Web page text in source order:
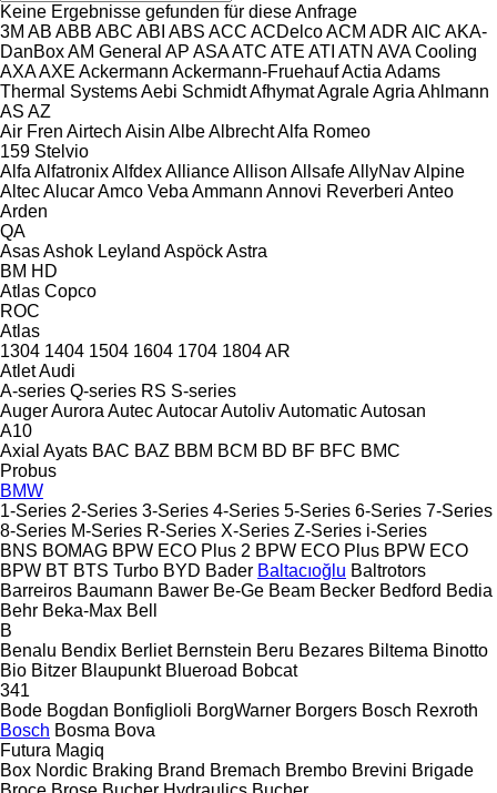
Keine Ergebnisse gefunden für diese Anfrage
3M AB ABB ABC ABI ABS ACC ACDelcoACM ADR AIC AKA-
DanBoxAM General AP ASAATC ATE ATI ATN AVA Cooling
AXAAXE Ackermann Ackermann-FruehaufActia Adams
Thermal SystemsAebi SchmidtAfhymatAgraleAgria Ahlmann
AS AZ
Air Fren Airtech Aisin AlbeAlbrechtAlfa Romeo
159 Stelvio
Alfa AlfatronixAlfdexAllianceAllison AllsafeAllyNavAlpine
AltecAlucarAmco Veba Ammann Annovi Reverberi Anteo
Arden
QA
AsasAshok Leyland AspöckAstra
BM HD
Atlas Copco
ROC
Atlas
1304 1404 1504 1604 1704 1804AR
AtletAudi
A-series Q-series RS S-series
AugerAurora AutecAutocarAutolivAutomaticAutosan
A10
Axial Ayats BAC BAZ BBM BCM BD BF BFC BMC
Probus
BMW
1-Series 2-Series 3-Series 4-Series 5-Series 6-Series 7-Series
8-Series M-Series R-Series X-Series Z-Series i-Series
BNS BOMAG BPW ECO Plus 2 BPW ECO Plus BPW ECO
BPW BT BTS Turbo BYD Bader Baltacıoğlu Baltrotors
Barreiros Baumann Bawer Be-Ge Beam Becker Bedford Bedia
Behr Beka-Max Bell
B
Benalu Bendix Berliet Bernstein Beru Bezares Biltema Binotto
Bio Bitzer Blaupunkt Blueroad Bobcat
341
Bode Bogdan Bonfiglioli BorgWarner Borgers Bosch Rexroth
Bosch Bosma Bova
Futura Magiq
Box Nordic Braking Brand Bremach Brembo Brevini Brigade